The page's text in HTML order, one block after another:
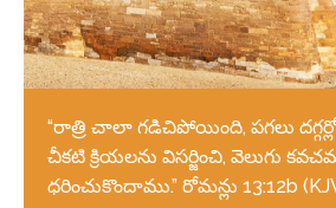
“రాత్రి చాలా గడిచిపోయింది, పగలు
చీకటి క్రియలను విసర్జించి, వెలుగు
ధరించుకొందాము.” రోమన్లు 13:12b